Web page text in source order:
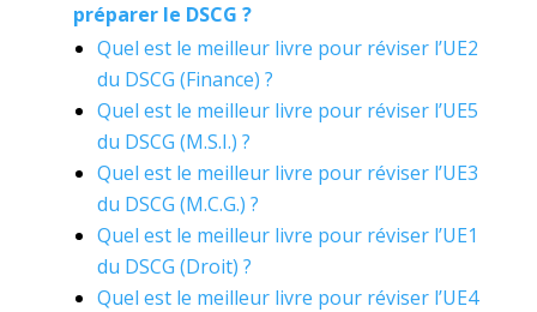
préparer le DSCG ?
Quel est le meilleur livre pour réviser l’UE2
du DSCG (Finance) ?
Quel est le meilleur livre pour réviser l’UE5
du DSCG (M.S.I.) ?
Quel est le meilleur livre pour réviser l’UE3
du DSCG (M.C.G.) ?
Quel est le meilleur livre pour réviser l’UE1
du DSCG (Droit) ?
Quel est le meilleur livre pour réviser l’UE4